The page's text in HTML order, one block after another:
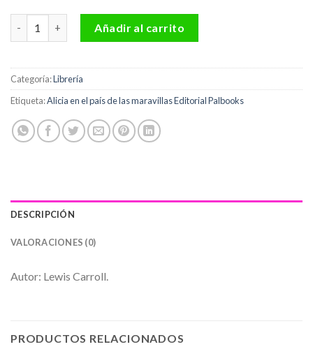
Añadir al carrito
Categoría:Librería
Etiqueta:Alicia en el país de las maravillas Editorial Palbooks
DESCRIPCIÓN
VALORACIONES (0)
Autor: Lewis Carroll.
PRODUCTOS RELACIONADOS